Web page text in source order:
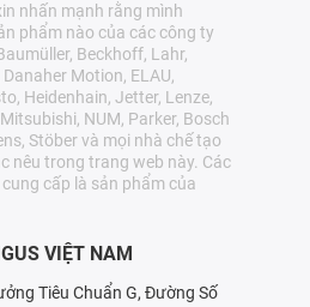
nhấn mạnh rằng mình
phẩm nào của các công ty
Beckhoff, Lahr,
Motion, ELAU,
Heidenhain, Jetter, Lenze,
NUM, Parker, Bosch
Stöber và mọi nhà chế tạo
nêu trong trang web này. Các
cấp là sản phẩm của
VIỆT NAM
Tiêu Chuẩn G, Đường Số